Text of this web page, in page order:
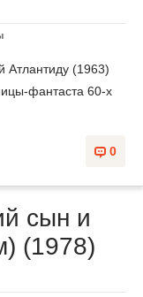
фантаста 60-х
0
сын и
(1978)